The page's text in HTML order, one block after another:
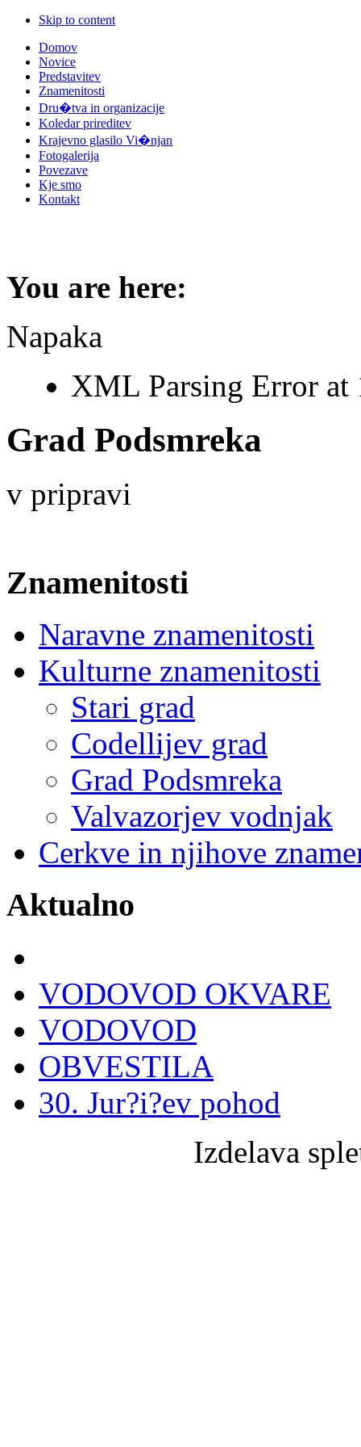
Skip to content
Domov
Novice
Predstavitev
Znamenitosti
Dru�tva in organizacije
Koledar prireditev
Krajevno glasilo Vi�njan
Fotogalerija
Povezave
Kje smo
Kontakt
You are here:
Napaka
XML Parsing Error at
Grad Podsmreka
v pripravi
Znamenitosti
Naravne znamenitosti
Kulturne znamenitosti
Stari grad
Codellijev grad
Grad Podsmreka
Valvazorjev vodnjak
Cerkve in njihove
Aktualno
VODOVOD OKVARE
VODOVOD
OBVESTILA
30. Jur?i?ev pohod
Izdelava